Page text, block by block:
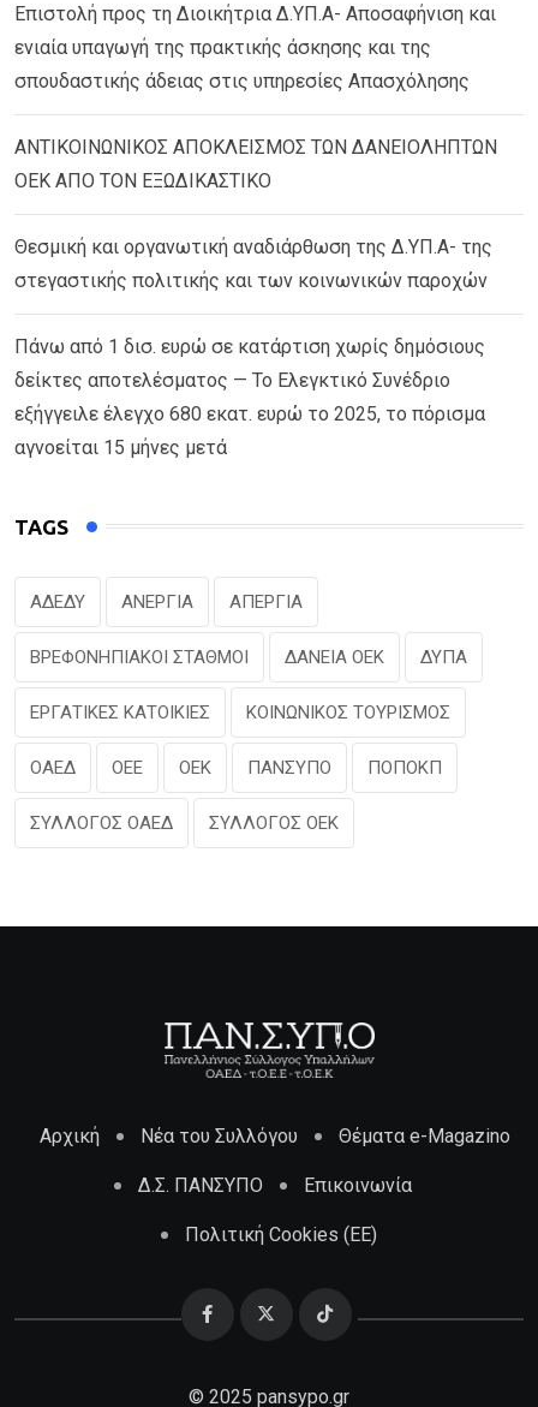
Επιστολή προς τη Διοικήτρια Δ.ΥΠ.Α- Αποσαφήνιση και
ενιαία υπαγωγή της πρακτικής άσκησης και της
σπουδαστικής άδειας στις υπηρεσίες Απασχόλησης
ΑΝΤΙΚΟΙΝΩΝΙΚΟΣ ΑΠΟΚΛΕΙΣΜΟΣ ΤΩΝ ΔΑΝΕΙΟΛΗΠΤΩΝ
ΟΕΚ ΑΠΟ ΤΟΝ ΕΞΩΔΙΚΑΣΤΙΚΟ
Θεσμική και οργανωτική αναδιάρθωση της Δ.ΥΠ.Α- της
στεγαστικής πολιτικής και των κοινωνικών παροχών
Πάνω από 1 δισ. ευρώ σε κατάρτιση χωρίς δημόσιους
δείκτες αποτελέσματος — Το Ελεγκτικό Συνέδριο
εξήγγειλε έλεγχο 680 εκατ. ευρώ το 2025, το πόρισμα
αγνοείται 15 μήνες μετά
TAGS
ΑΔΕΔΥ ΑΝΕΡΓΙΑ ΑΠΕΡΓΙΑ
ΒΡΕΦΟΝΗΠΙΑΚΟΙ ΣΤΑΘΜΟΙ ΔΑΝΕΙΑ ΟΕΚ ΔΥΠΑ
ΕΡΓΑΤΙΚΕΣ ΚΑΤΟΙΚΙΕΣ ΚΟΙΝΩΝΙΚΟΣ ΤΟΥΡΙΣΜΟΣ
ΟΑΕΔ ΟΕΕ ΟΕΚ ΠΑΝΣΥΠΟ ΠΟΠΟΚΠ
ΣΥΛΛΟΓΟΣ ΟΑΕΔ ΣΥΛΛΟΓΟΣ ΟΕΚ
Αρχική Νέα του Συλλόγου Θέματα e-Magazino
Δ.Σ. ΠΑΝΣΥΠΟ Επικοινωνία
Πολιτική Cookies (ΕΕ)
© 2025 pansypo.gr